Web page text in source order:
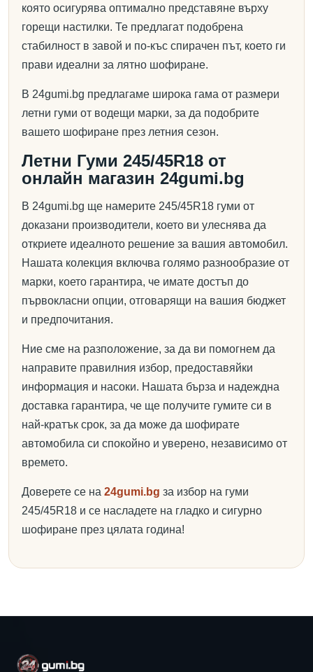
която осигурява оптимално представяне върху
горещи настилки. Те предлагат подобрена
стабилност в завой и по-къс спирачен път, което ги
прави идеални за лятно шофиране.
В 24gumi.bg предлагаме широка гама от размери
летни гуми от водещи марки, за да подобрите
вашето шофиране през летния сезон.
Летни Гуми 245/45R18 от
онлайн магазин 24gumi.bg
В 24gumi.bg ще намерите 245/45R18 гуми от
доказани производители, което ви улеснява да
откриете идеалното решение за вашия автомобил.
Нашата колекция включва голямо разнообразие от
марки, което гарантира, че имате достъп до
първокласни опции, отговарящи на вашия бюджет
и предпочитания.
Ние сме на разположение, за да ви помогнем да
направите правилния избор, предоставяйки
информация и насоки. Нашата бърза и надеждна
доставка гарантира, че ще получите гумите си в
най-кратък срок, за да може да шофирате
автомобила си спокойно и уверено, независимо от
времето.
Доверете се на 24gumi.bg за избор на гуми
245/45R18 и се насладете на гладко и сигурно
шофиране през цялата година!